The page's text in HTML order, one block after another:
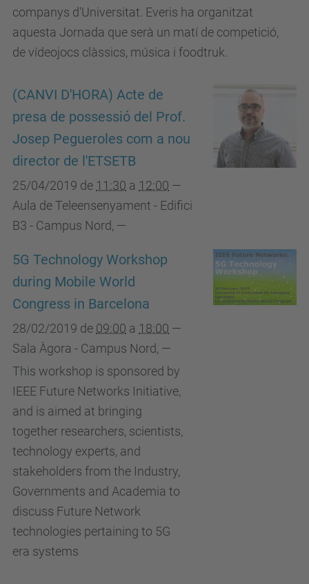
companys d'Universitat. Everis ha organitzat
aquesta Jornada que serà un matí de competició,
de vídeojocs clàssics, música i foodtruk.
(CANVI D'HORA) Acte de
presa de possessió del Prof.
Josep Pegueroles com a nou
director de l'ETSETB
25/04/2019 de 11:30 a 12:00 —
Aula de Teleensenyament - Edifici
B3 - Campus Nord, —
5G Technology Workshop
during Mobile World
Congress in Barcelona
28/02/2019 de 09:00 a 18:00 —
Sala Àgora - Campus Nord, —
This workshop is sponsored by
IEEE Future Networks Initiative,
and is aimed at bringing
together researchers, scientists,
technology experts, and
stakeholders from the Industry,
Governments and Academia to
discuss Future Network
technologies pertaining to 5G
era systems